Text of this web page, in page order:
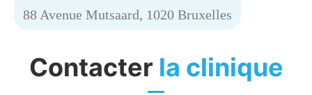
Contacter la clinique
88 Avenue Mutsaard, 1020 Bruxelles